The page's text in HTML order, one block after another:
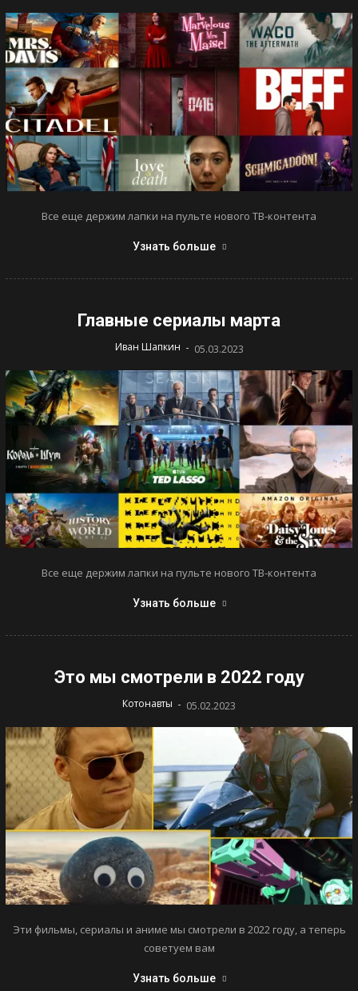
Все еще держим лапки на пульте нового ТВ-контента
Узнать больше
Главные сериалы марта
Иван Шапкин - 05.03.2023
Все еще держим лапки на пульте нового ТВ-контента
Узнать больше
Это мы смотрели в 2022 году
Котонавты - 05.02.2023
Эти фильмы, сериалы и аниме мы смотрели в 2022 году, а теперь
советуем вам
Узнать больше